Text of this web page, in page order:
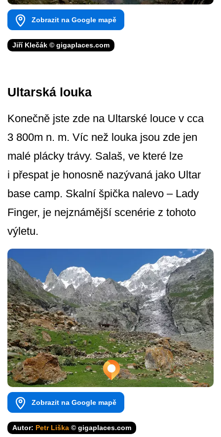
Zobrazit na Google mapě
Jiří Klečák © gigaplaces.com
Ultarská louka
Konečně jste zde na Ultarské louce v cca
3 800m n. m. Víc než louka jsou zde jen
malé plácky trávy. Salaš, ve které lze
i přespat je honosně nazývaná jako Ultar
base camp. Skalní špička nalevo – Lady
Finger, je nejznámější scenérie z tohoto
výletu.
Zobrazit na Google mapě
Autor: Petr Liška © gigaplaces.com